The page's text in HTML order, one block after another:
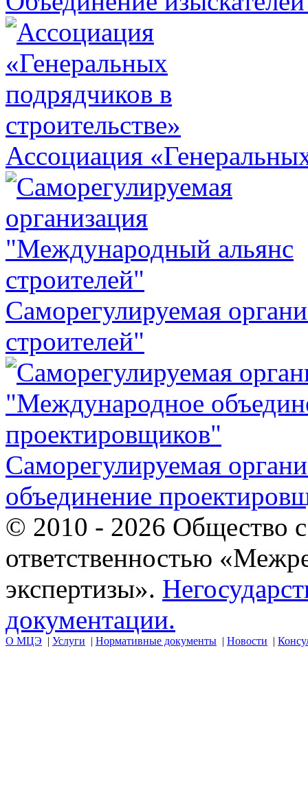
Ассоциация
Саморегулируемая
строителей"
Саморегулируемая
объединение
© 2010 - 2026 Общество
ответственностью
экспертизы».
документации.
О МЦЭ | Услуги | Нормативные документы | Новости |